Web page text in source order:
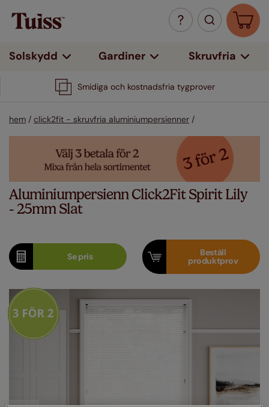
Solskydd Gardiner Skruvfria
Smidiga och kostnadsfria tygprover
hem / click2fit - skruvfria aluminiumpersienner /
Aluminiumpersienn Click2Fit Spirit Lily
- 25mm Slat
Sepris Beställ
produktprov